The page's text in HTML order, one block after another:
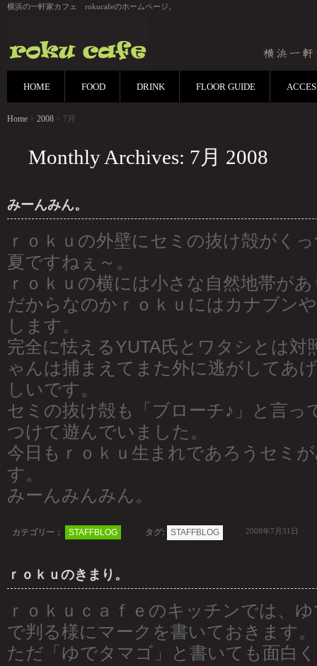
横浜の一軒家カフェ rokucafeのホームページ。
HOME FOOD DRINK FLOOR GUIDE
Home > 2008 > 7月
Monthly Archives: 7月 2008
みーんみん。
ｒｏｋｕの外壁にセミの抜け殻がく
夏ですねぇ～。
ｒｏｋｕの横には小さな自然地帯が
だからなのかｒｏｋｕにはカナブン
します。
完全に怯えるYUTA氏とワタシとは対
ゃんは捕まえてまた外に逃がしてあ
しいです。
セミの抜け殻も「ブローチ♪」と言っ
つけて遊んでいました。
今日もｒｏｋｕ生まれであろうセミ
す。
みーんみんみん。
カテゴリー： STAFFBLOG タグ: STAFFBLOG 2008年7月31日
ｒｏｋｕのきまり。
ｒｏｋｕｃａｆｅのキッチンでは、
で判る様にマークを書いておきます。
ただ「ゆでタマゴ」と書いても面白